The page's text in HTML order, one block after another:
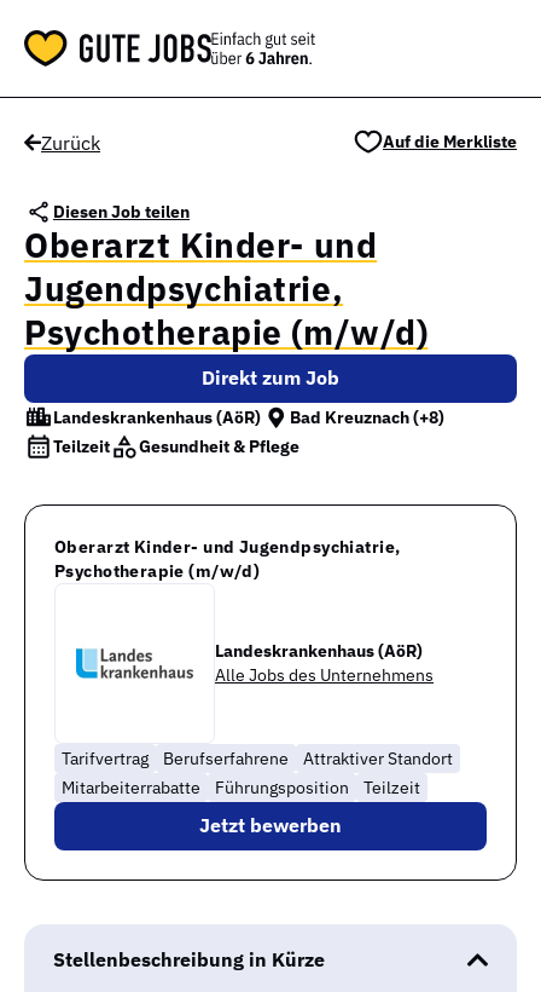
Zurück
Diesen Job teilen
Auf die Merkliste
Oberarzt Kinder- und
Jugendpsychiatrie,
Psychotherapie (m/w/d)
Direkt zum Job
Landeskrankenhaus (AöR) Bad Kreuznach(+8)
Teilzeit
Gesundheit & Pflege
Stellenbeschreibung in Kürze
Oberarzt Kinder- und Jugendpsychiatrie,
Psychotherapie (m/w/d)
Landeskrankenhaus (AöR)
Alle Jobs des Unternehmens
Tarifvertrag Berufserfahrene
Attraktiver Standort
Mitarbeiterrabatte
Führungsposition Teilzeit
Jetzt bewerben